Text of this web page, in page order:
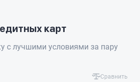
карт
с лучшими условиями за пару
Сравнить